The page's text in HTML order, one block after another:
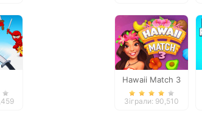
Hawaii Match 3
Зіграли: 90,510